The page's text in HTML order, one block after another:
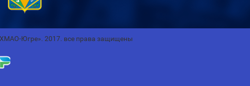
ХМАО-Югре». 2017. все права защищены